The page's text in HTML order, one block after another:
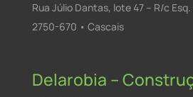
Rua Júlio Dantas, lote 47 – R/c Esq.
2750-670 • Cascais
Delarobia –